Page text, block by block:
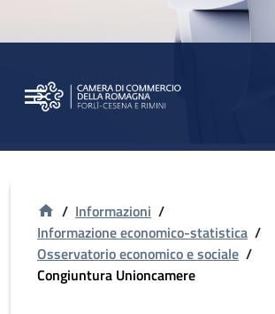
/ Informazioni /
Informazione economico-statistica /
Osservatorio economico e sociale /
Congiuntura Unioncamere